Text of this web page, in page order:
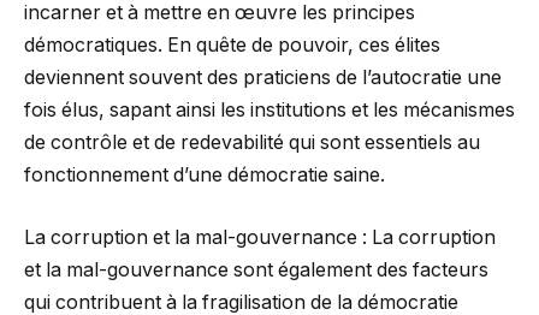
incarner et à mettre en œuvre les principes
démocratiques. En quête de pouvoir, ces élites
deviennent souvent des praticiens de l’autocratie une
fois élus, sapant ainsi les institutions et les mécanismes
de contrôle et de redevabilité qui sont essentiels au
fonctionnement d’une démocratie saine.
La corruption et la mal-gouvernance : La corruption
et la mal-gouvernance sont également des facteurs
qui contribuent à la fragilisation de la démocratie